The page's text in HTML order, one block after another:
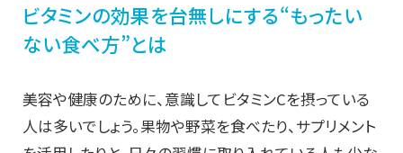
ビタミンの効果を台無しにする“もったい
ない食べ方”とは
美容や健康のために、意識してビタミンCを摂っている
人は多いでしょう。果物や野菜を食べたり、サプリメント